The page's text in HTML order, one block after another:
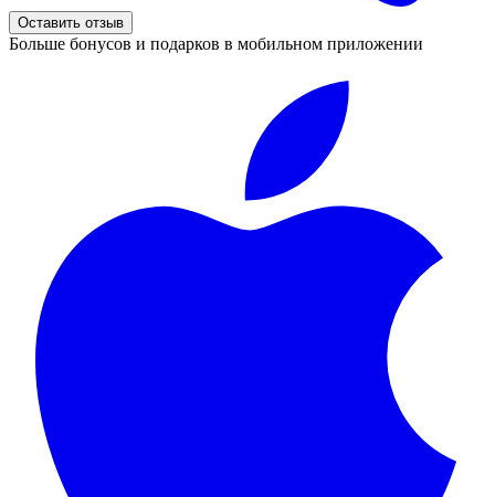
Оставить отзыв
Больше бонусов и подарков в мобильном приложении